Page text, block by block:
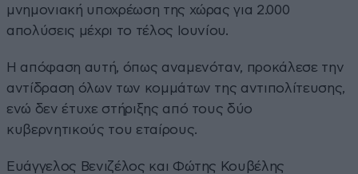
μνημονιακή υποχρέωση της χώρας για 2.000
απολύσεις μέχρι το τέλος Ιουνίου.
Η απόφαση αυτή, όπως αναμενόταν, προκάλεσε την
αντίδραση όλων των κομμάτων της αντιπολίτευσης,
ενώ δεν έτυχε στήριξης από τους δύο
κυβερνητικούς του εταίρους.
Ευάγγελος Βενιζέλος και Φώτης Κουβέλης